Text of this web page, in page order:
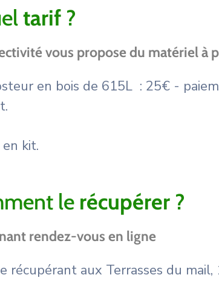
tarif?
vous propose du matériel à
en bois de 615L : 25€ -
kit.
le récupérer?
rendez-vous en ligne
récupérant aux Terrasses du